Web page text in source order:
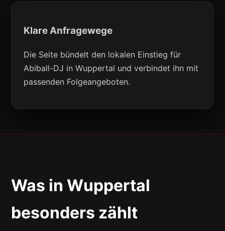
Klare Anfragewege
Die Seite bündelt den lokalen Einstieg für
Abiball-DJ in Wuppertal und verbindet ihn mit
passenden Folgeangeboten.
Was in Wuppertal
besonders zählt